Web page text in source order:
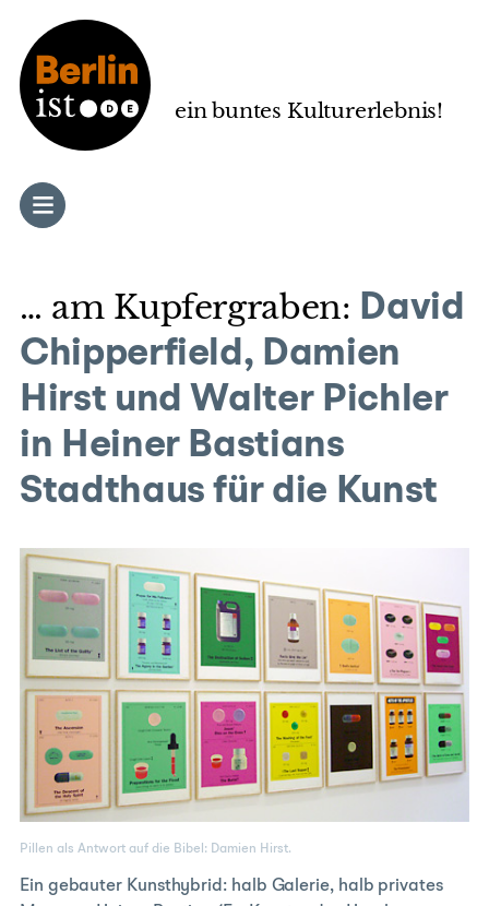
ein buntes Kulturerlebnis!
… am Kupfergraben: David
Chipperfield, Damien
Hirst und Walter Pichler
in Heiner Bastians
Stadthaus für die Kunst
Pillen als Antwort auf die Bibel: Damien Hirst.
Ein gebauter Kunsthybrid: halb Galerie, halb privates